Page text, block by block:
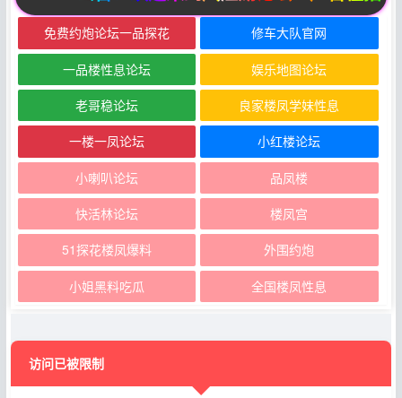
免费约炮论坛一品探花 修车大队官网
一品楼性息论坛 娱乐地图论坛
老哥稳论坛 良家楼凤学妹性息
一楼一凤论坛 小红楼论坛
小喇叭论坛 品凤楼
快活林论坛 楼凤宫
51探花楼凤爆料 外围约炮
小姐黑料吃瓜 全国楼凤性息
访问已被限制